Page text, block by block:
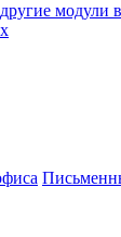
модули